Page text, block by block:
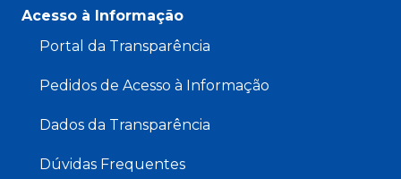
Acesso à Informação
Portal da Transparência
Pedidos de Acesso à Informação
Dados da Transparência
Dúvidas Frequentes